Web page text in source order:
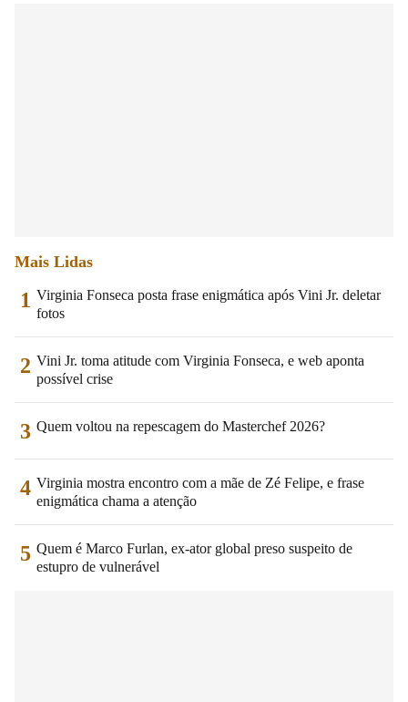
Mais Lidas
1 Virginia Fonseca posta frase enigmática após Vini Jr. deletar
fotos
2 Vini Jr. toma atitude com Virginia Fonseca, e web aponta
possível crise
3 Quem voltou na repescagem do Masterchef 2026?
4 Virginia mostra encontro com a mãe de Zé Felipe, e frase
enigmática chama a atenção
5 Quem é Marco Furlan, ex-ator global preso suspeito de
estupro de vulnerável